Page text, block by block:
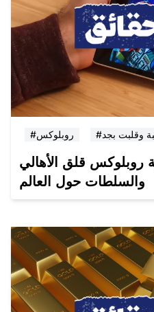
#روبلوكس وقلبت بجد
روبلوكس قلق الأهالي
والسلطات حول العالم